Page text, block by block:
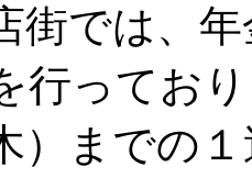
街では、
行ってお
）までの